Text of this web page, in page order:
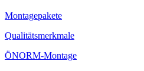
Montagepakete
Qualitätsmerkmale
ÖNORM-Montage